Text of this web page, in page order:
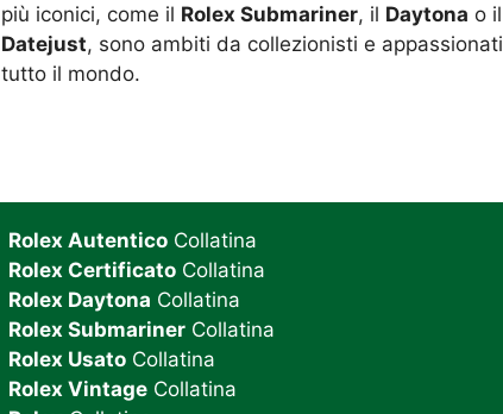
più iconici, come il Rolex Submariner, il Daytona o il
Datejust, sono ambiti da collezionisti e
tutto il mondo.
Rolex Autentico Collatina
Rolex Certificato Collatina
Rolex Daytona Collatina
Rolex Submariner Collatina
Rolex Usato Collatina
Rolex Vintage Collatina